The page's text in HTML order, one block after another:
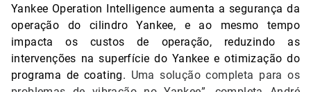
Yankee Operation Intelligence aumenta a segurança da
operação do cilindro Yankee, e ao mesmo tempo
impacta os custos de operação, reduzindo as
intervenções na superfície do Yankee e otimização do
programa de coating. Uma solução completa para os